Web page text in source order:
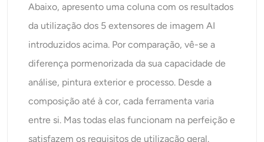
Abaixo, apresento uma coluna com os resultados
da utilização dos 5 extensores de imagem AI
introduzidos acima. Por comparação, vê-se a
diferença pormenorizada da sua capacidade de
análise, pintura exterior e processo. Desde a
composição até à cor, cada ferramenta varia
entre si. Mas todas elas funcionam na perfeição e
satisfazem os requisitos de utilização geral.